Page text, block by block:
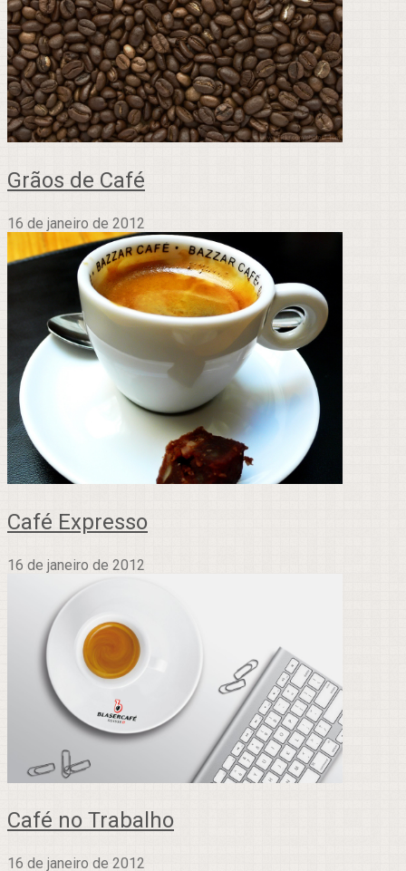
Grãos de Café
16 de janeiro de 2012
Café Expresso
16 de janeiro de 2012
Café no Trabalho
16 de janeiro de 2012